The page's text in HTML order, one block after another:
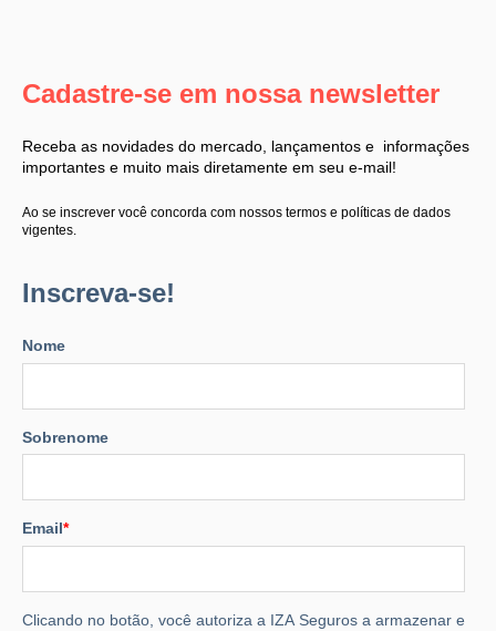
Cadastre-se em nossa newsletter
Receba as novidades do mercado, lançamentos e informações
importantes e muito mais diretamente em seu e-mail!
Ao se inscrever você concorda com nossos termos e políticas de dados
vigentes.
Inscreva-se!
Nome
Sobrenome
Email*
Clicando no botão, você autoriza a IZA Seguros a armazenar e